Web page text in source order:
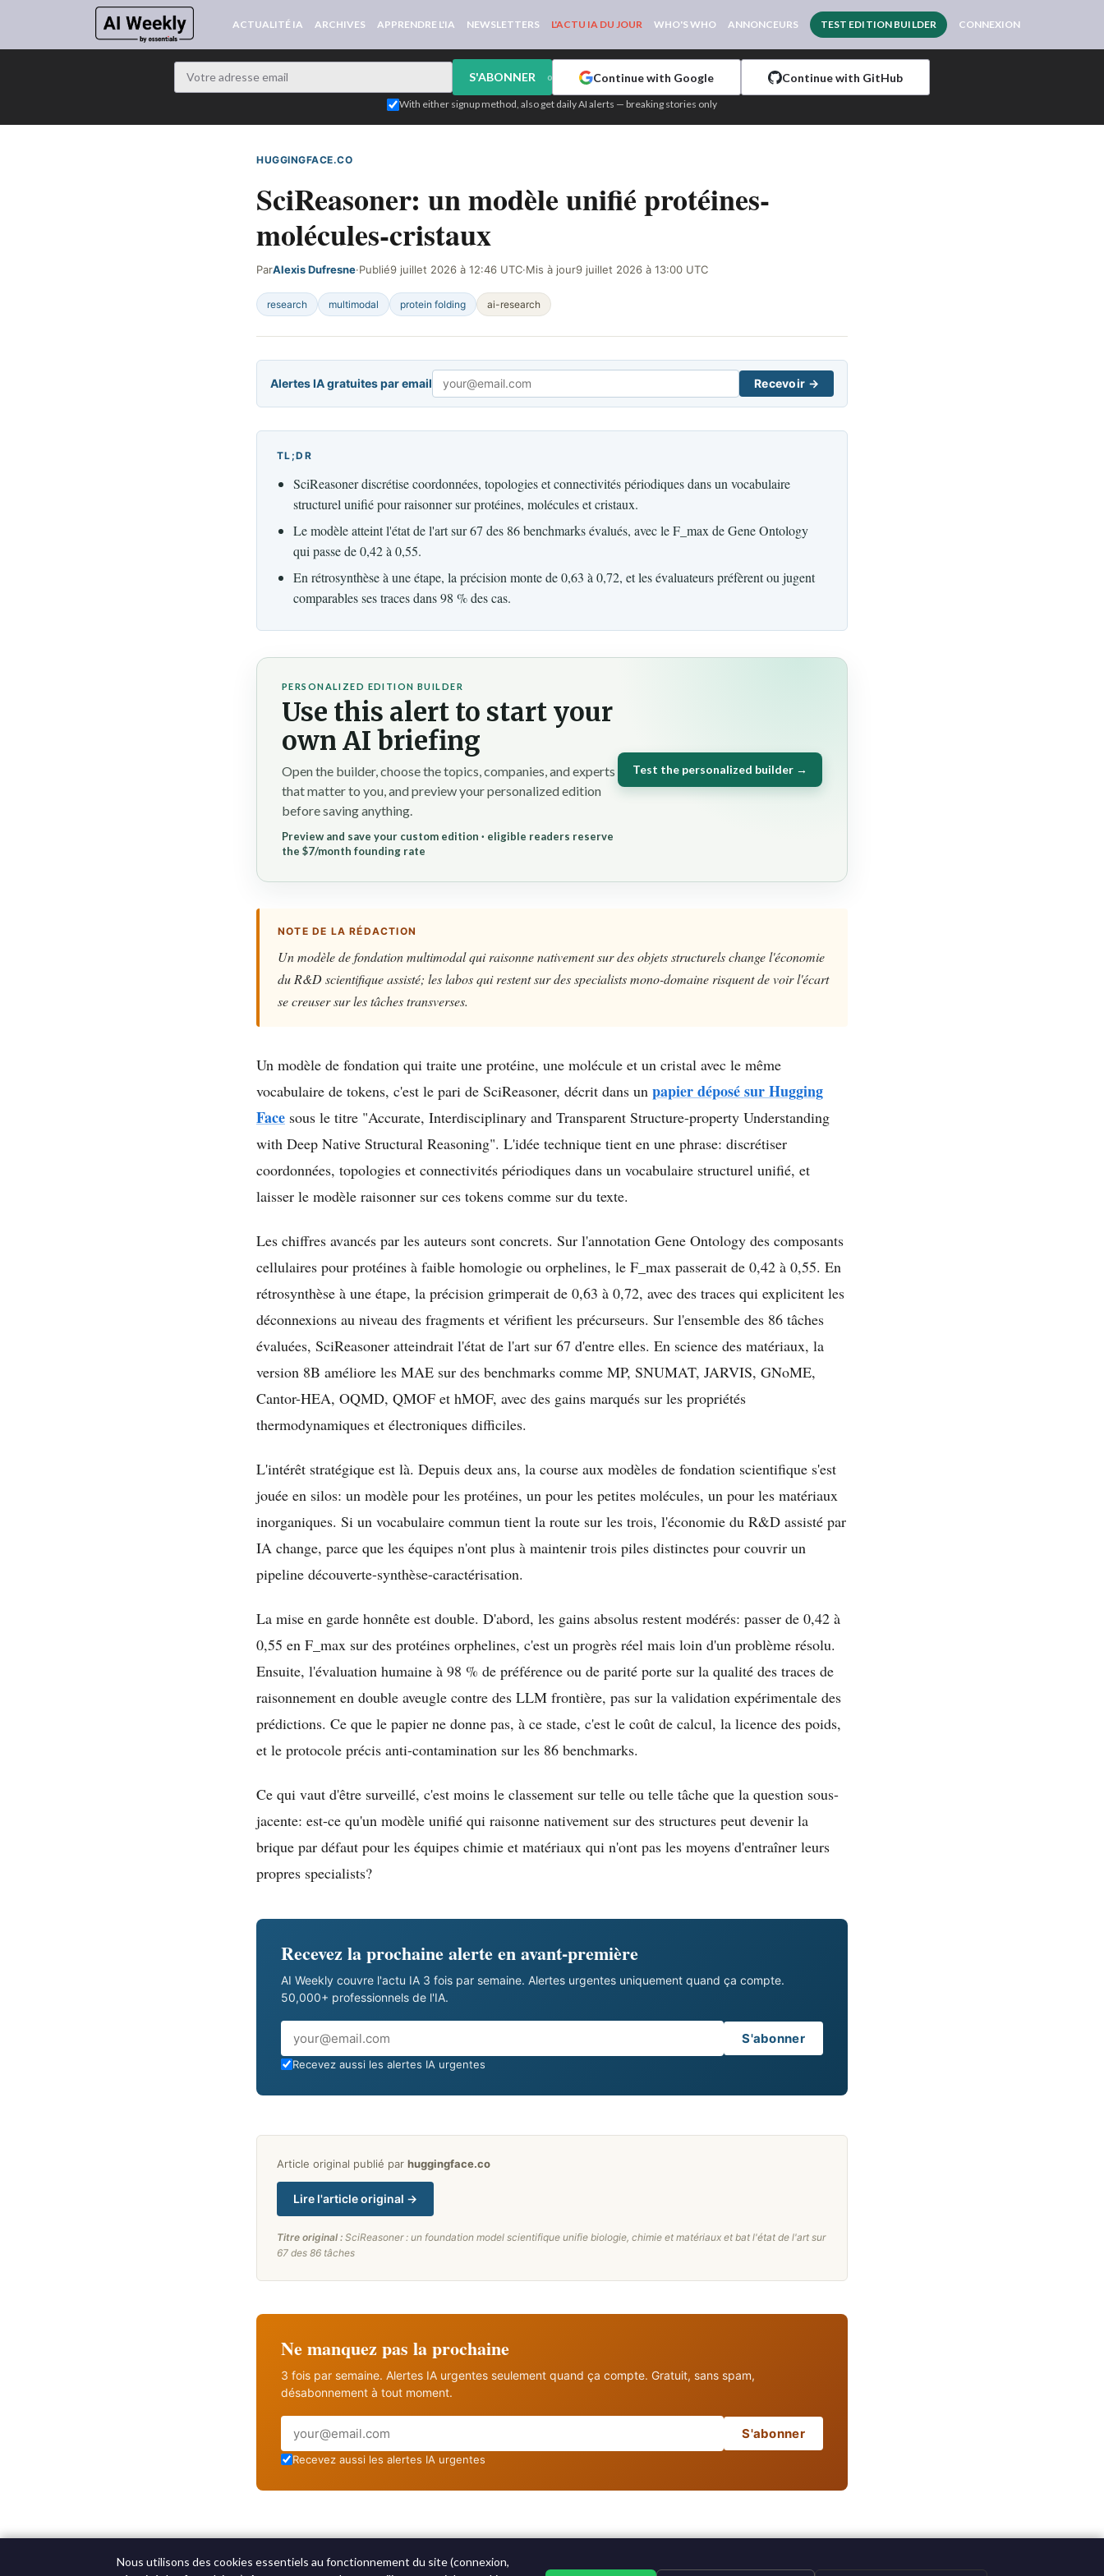
ACTUALITÉ IA ARCHIVES APPRENDRE L'IA NEWSLETTERS L'ACTU IA DU JOUR WHO'S WHO ANNONCEURS TEST EDITION BUILDER CONNEXION
S'ABONNER or Continue with Google Continue with GitHub
With either signup method, also get daily AI alerts — breaking stories only
HUGGINGFACE.CO
SciReasoner: un modèle unifié protéines-
molécules-cristaux
ParAlexis Dufresne·Publié9 juillet 2026 à 12:46 UTC·Mis à jour9 juillet 2026 à 13:00 UTC
research multimodal protein folding ai-research
Alertes IA gratuites par email
Email
Recevoir →
TL;DR
SciReasoner discrétise coordonnées, topologies et connectivités périodiques dans un vocabulaire
structurel unifié pour raisonner sur protéines, molécules et cristaux.
Le modèle atteint l'état de l'art sur 67 des 86 benchmarks évalués, avec le F_max de Gene Ontology
qui passe de 0,42 à 0,55.
En rétrosynthèse à une étape, la précision monte de 0,63 à 0,72, et les évaluateurs préfèrent ou jugent
comparables ses traces dans 98 % des cas.
PERSONALIZED EDITION BUILDER
Use this alert to start your
own AI briefing
Open the builder, choose the topics, companies, and experts
that matter to you, and preview your personalized edition
before saving anything.
Preview and save your custom edition · eligible readers reserve
the $7/month founding rate
Test the personalized builder →
NOTE DE LA RÉDACTION
Un modèle de fondation multimodal qui raisonne nativement sur des objets structurels change l'économie
du R&D scientifique assisté; les labos qui restent sur des specialists mono-domaine risquent de voir l'écart
se creuser sur les tâches transverses.
Un modèle de fondation qui traite une protéine, une molécule et un cristal avec le même
vocabulaire de tokens, c'est le pari de SciReasoner, décrit dans un papier déposé sur Hugging
Face sous le titre "Accurate, Interdisciplinary and Transparent Structure-property Understanding
with Deep Native Structural Reasoning". L'idée technique tient en une phrase: discrétiser
coordonnées, topologies et connectivités périodiques dans un vocabulaire structurel unifié, et
laisser le modèle raisonner sur ces tokens comme sur du texte.
Les chiffres avancés par les auteurs sont concrets. Sur l'annotation Gene Ontology des composants
cellulaires pour protéines à faible homologie ou orphelines, le F_max passerait de 0,42 à 0,55. En
rétrosynthèse à une étape, la précision grimperait de 0,63 à 0,72, avec des traces qui explicitent les
déconnexions au niveau des fragments et vérifient les précurseurs. Sur l'ensemble des 86 tâches
évaluées, SciReasoner atteindrait l'état de l'art sur 67 d'entre elles. En science des matériaux, la
version 8B améliore les MAE sur des benchmarks comme MP, SNUMAT, JARVIS, GNoME,
Cantor-HEA, OQMD, QMOF et hMOF, avec des gains marqués sur les propriétés
thermodynamiques et électroniques difficiles.
L'intérêt stratégique est là. Depuis deux ans, la course aux modèles de fondation scientifique s'est
jouée en silos: un modèle pour les protéines, un pour les petites molécules, un pour les matériaux
inorganiques. Si un vocabulaire commun tient la route sur les trois, l'économie du R&D assisté par
IA change, parce que les équipes n'ont plus à maintenir trois piles distinctes pour couvrir un
pipeline découverte-synthèse-caractérisation.
La mise en garde honnête est double. D'abord, les gains absolus restent modérés: passer de 0,42 à
0,55 en F_max sur des protéines orphelines, c'est un progrès réel mais loin d'un problème résolu.
Ensuite, l'évaluation humaine à 98 % de préférence ou de parité porte sur la qualité des traces de
raisonnement en double aveugle contre des LLM frontière, pas sur la validation expérimentale des
prédictions. Ce que le papier ne donne pas, à ce stade, c'est le coût de calcul, la licence des poids,
et le protocole précis anti-contamination sur les 86 benchmarks.
Ce qui vaut d'être surveillé, c'est moins le classement sur telle ou telle tâche que la question sous-
jacente: est-ce qu'un modèle unifié qui raisonne nativement sur des structures peut devenir la
brique par défaut pour les équipes chimie et matériaux qui n'ont pas les moyens d'entraîner leurs
propres specialists?
Recevez la prochaine alerte en avant-première
AI Weekly couvre l'actu IA 3 fois par semaine. Alertes urgentes uniquement quand ça compte.
50,000+ professionnels de l'IA.
Email
S'abonner
Recevez aussi les alertes IA urgentes
Article original publié par huggingface.co
Lire l'article original →
Titre original : SciReasoner : un foundation model scientifique unifie biologie, chimie et matériaux et bat l'état de l'art sur
67 des 86 tâches
Ne manquez pas la prochaine
3 fois par semaine. Alertes IA urgentes seulement quand ça compte. Gratuit, sans spam,
désabonnement à tout moment.
Email
S'abonner
Recevez aussi les alertes IA urgentes
Nous utilisons des cookies essentiels au fonctionnement du site (connexion,